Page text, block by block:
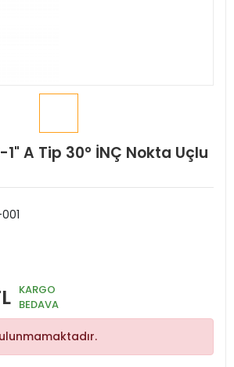
A Tip 30° İNÇ Nokta Uçlu
KARGO
BEDAVA